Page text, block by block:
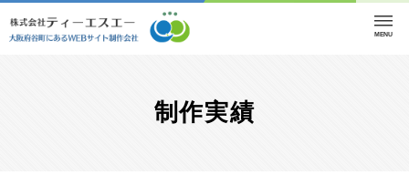
MENU
制作実績